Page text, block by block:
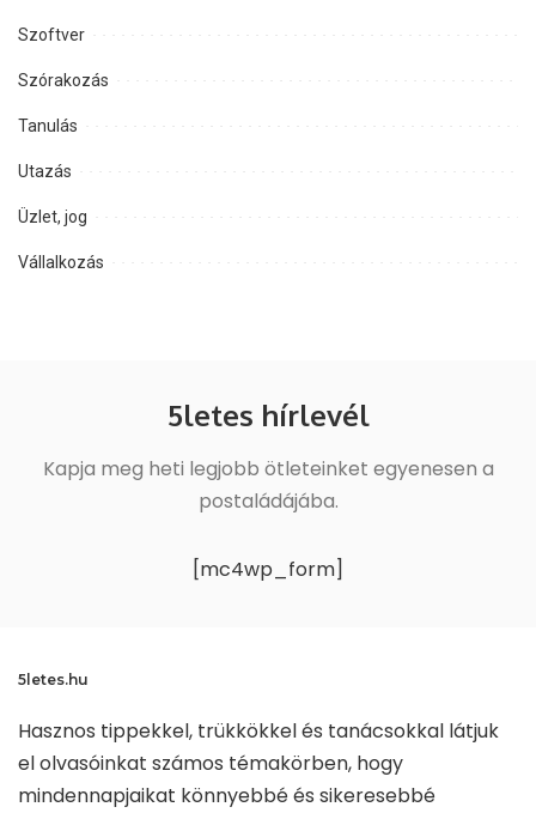
Szoftver
Szórakozás
Tanulás
Utazás
Üzlet, jog
Vállalkozás
5letes hírlevél
Kapja meg heti legjobb ötleteinket egyenesen a
postaládájába.
[mc4wp_form]
5letes.hu
Hasznos tippekkel, trükkökkel és tanácsokkal látjuk
el olvasóinkat számos témakörben, hogy
mindennapjaikat könnyebbé és sikeresebbé